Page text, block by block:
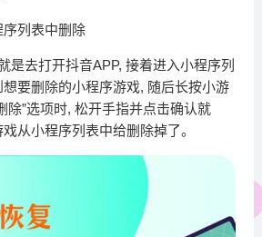
列表中删除
是去打开抖音APP, 接着进入小程序列
要删除的小程序游戏, 随后长按小游
除”选项时, 松开手指并点击确认就
从小程序列表中给删除掉了。